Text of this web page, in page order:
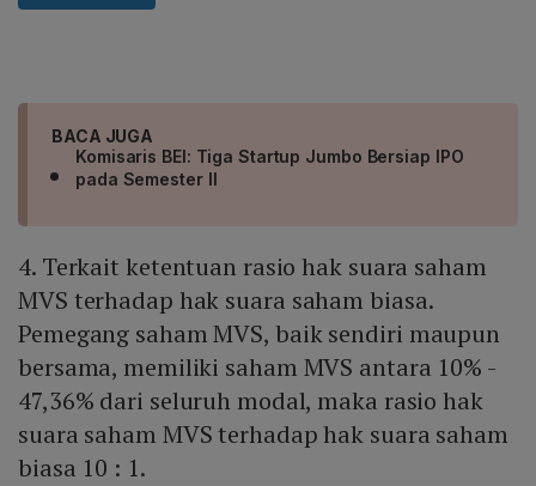
BACA JUGA
Komisaris BEI: Tiga Startup Jumbo Bersiap IPO
pada Semester II
4. Terkait ketentuan rasio hak suara saham
MVS terhadap hak suara saham biasa.
Pemegang saham MVS, baik sendiri maupun
bersama, memiliki saham MVS antara 10% -
47,36% dari seluruh modal, maka rasio hak
suara saham MVS terhadap hak suara saham
biasa 10 : 1.